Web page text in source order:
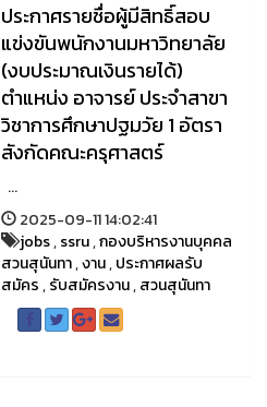
ประกาศรายชื่อผู้มีสิทธิ์สอบ
แข่งขันพนักงานมหาวิทยาลัย
(งบประมาณเงินรายได้)
ตำแหน่ง อาจารย์ ประจำสาขา
วิชาการศึกษาปฐมวัย 1 อัตรา
สังกัดคณะครุศาสตร์
...
2025-09-11 14:02:41
jobs,ssru,กองบริหารงานบุคคล
สวนสุนันทา,งาน,ประกาศผลรับ
สมัคร,รับสมัครงาน,สวนสุนันทา